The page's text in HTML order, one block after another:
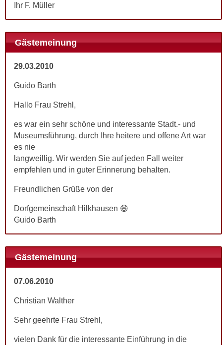
Ihr F. Müller
Gästemeinung
29.03.2010
Guido Barth
Hallo Frau Strehl,
es war ein sehr schöne und interessante Stadt.- und
Museumsführung, durch Ihre heitere und offene Art war
es nie
langweillig. Wir werden Sie auf jeden Fall weiter
empfehlen und in guter Erinnerung behalten.
Freundlichen Grüße von der
Dorfgemeinschaft Hilkhausen 😆
Guido Barth
Gästemeinung
07.06.2010
Christian Walther
Sehr geehrte Frau Strehl,
vielen Dank für die interessante Einführung in die